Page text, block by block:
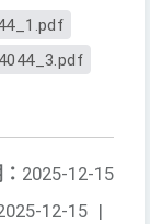
2025-12-15
12-15 |